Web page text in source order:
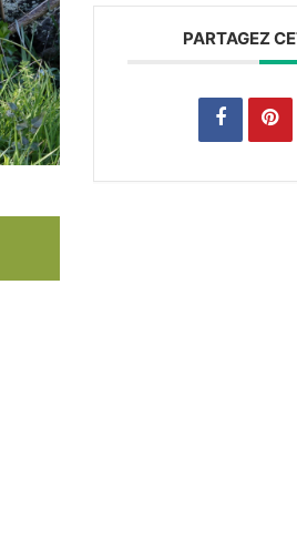
PARTAGEZ